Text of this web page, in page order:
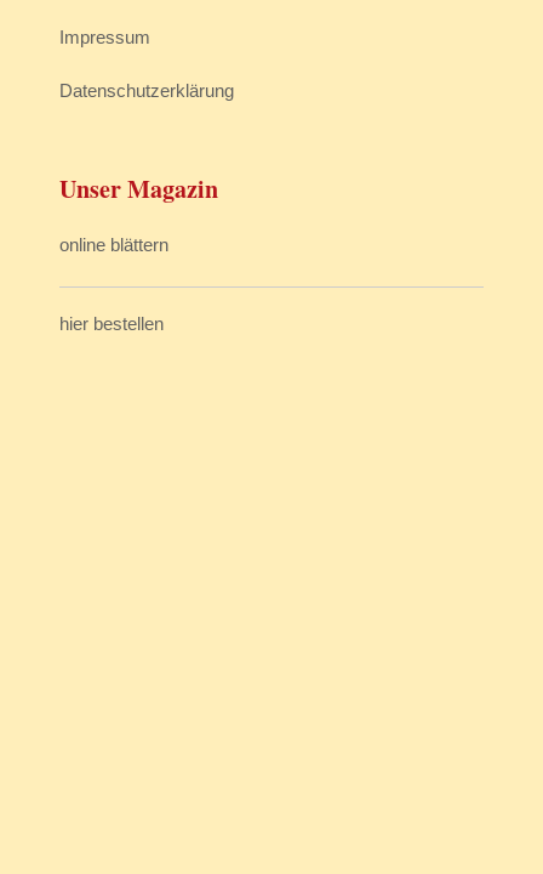
Impressum
Datenschutzerklärung
Unser Magazin
online blättern
hier bestellen